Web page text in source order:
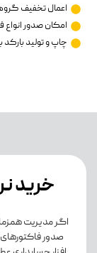
اعمال تخفیف
امکان صدور انواع
چاپ و تولید
خرید
اگر مدیریت
صدور